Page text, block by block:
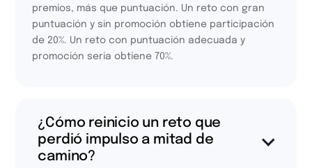
premios, más que puntuación. Un reto con gran
puntuación y sin promoción obtiene participación
de 20%. Un reto con puntuación adecuada y
promoción seria obtiene 70%.
¿Cómo reinicio un reto que
perdió impulso a mitad de
camino?